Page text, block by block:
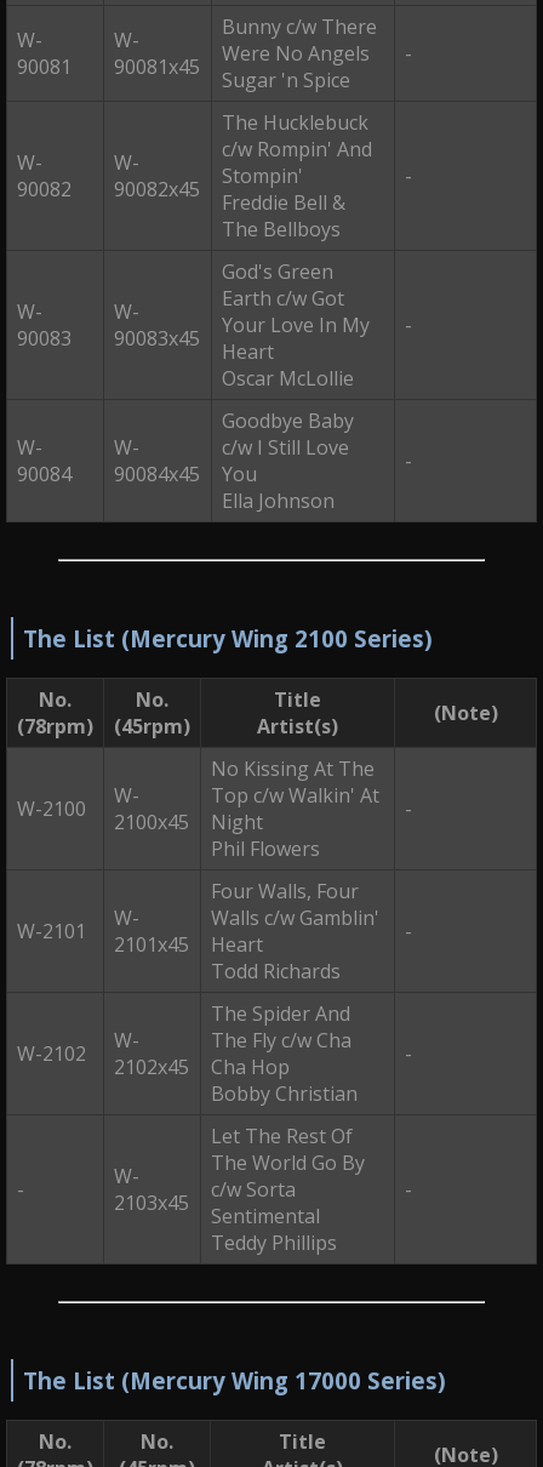
W-
90081
W-
90081x45
Bunny c/w There
Were No Angels
Sugar 'n Spice
-
W-
90082
W-
90082x45
The Hucklebuck
c/w Rompin' And
Stompin'
Freddie Bell &
The Bellboys
-
W-
90083
W-
90083x45
God's Green
Earth c/w Got
Your Love In My
Heart
Oscar McLollie
-
W-
90084
W-
90084x45
Goodbye Baby
c/w I Still Love
You
Ella Johnson
-
The List (Mercury Wing 2100 Series)
No.
(78rpm)
No.
(45rpm)
Title
Artist(s)
(Note)
W-2100
W-
2100x45
No Kissing At The
Top c/w Walkin' At
Night
Phil Flowers
-
W-2101
W-
2101x45
Four Walls, Four
Walls c/w Gamblin'
Heart
Todd Richards
-
W-2102
W-
2102x45
The Spider And
The Fly c/w Cha
Cha Hop
Bobby Christian
-
-
W-
2103x45
Let The Rest Of
The World Go By
c/w Sorta
Sentimental
Teddy Phillips
-
The List (Mercury Wing 17000 Series)
No.
No.
Title
(Note)